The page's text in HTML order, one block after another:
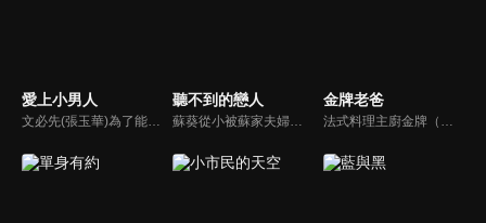
愛上小男人
文必先(張玉華)為了能在職場上與人比拼，武裝自己成為精明幹練的模樣，事實上卻是個外剛內柔的寂寞女子，在一次機會中，與著名難纏人物葛靖(林佑威)共事；李西西(于莉)是個漂亮聰明的花蝴蝶；沈一柔(暄妮)，大學畢業後就結婚，標準的溫室花朵，3人會激盪出什麼樣的火花呢？
聽不到的戀人
蘇葵從小被蘇家夫婦收養 失去家人的蘇葵對自己一無所知。她問母親，為什麼我的聲音不見了？母親則用夢幻的美人魚童話來安慰蘇葵，並且在將來的某一天，王子會來付出他的真愛，美妙的聲音就會回到蘇葵身邊了…
金牌老爸
法式料理主廚金牌（屈中恆）與好友吳誠信（卜學亮）合開法式餐廳，不料，因資金週轉不良，誠信不告而別，金牌面臨積欠員工薪水及房租壓力，只得放棄苦心經營半年的餐廳，帶著妻女回家投靠母親（方芳）。精通料理卻對經營理財一竅不通的他，重新尋找工作卻處處碰壁，他的創業理想真能實現嗎？